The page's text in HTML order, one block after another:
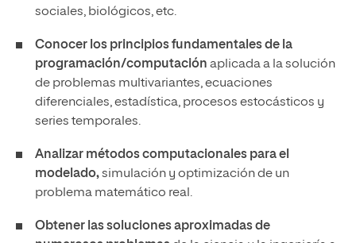
sociales, biológicos, etc.
Conocer los principios fundamentales de la
programación/computación aplicada a la solución
de problemas multivariantes, ecuaciones
diferenciales, estadística, procesos estocásticos y
series temporales.
Analizar métodos computacionales para el
modelado,simulación y optimización de un
problema matemático real.
Obtener las soluciones aproximadas de